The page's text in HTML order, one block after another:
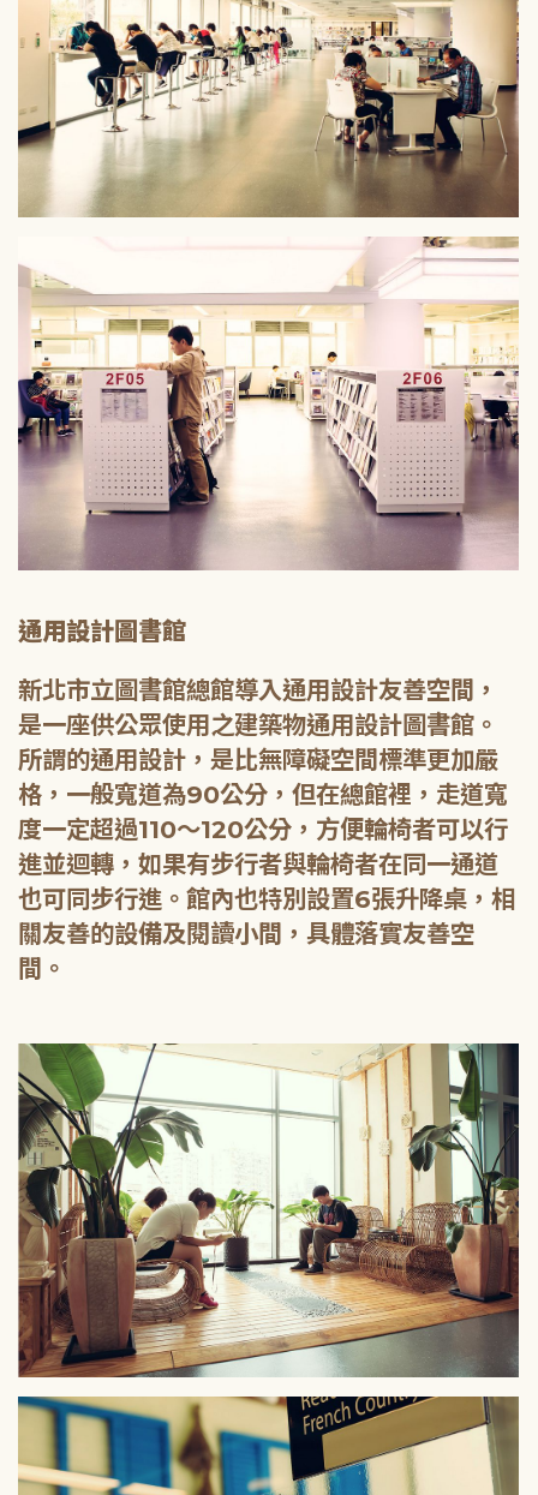
通用設計圖書館
新北市立圖書館總館導入通用設計友善空間，
是一座供公眾使用之建築物通用設計圖書館。
所謂的通用設計，是比無障礙空間標準更加嚴
格，一般寬道為90公分，但在總館裡，走道寬
度一定超過110～120公分，方便輪椅者可以行
進並迴轉，如果有步行者與輪椅者在同一通道
也可同步行進。館內也特別設置6張升降桌，相
關友善的設備及閱讀小間，具體落實友善空
間。